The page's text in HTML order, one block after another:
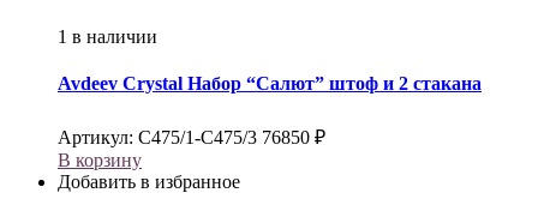
1 в наличии
Avdeev Crystal Набор “Салют” штоф и 2 стакана
Артикул: С475/1-С475/3 76850 ₽
В корзину
Добавить в избранное